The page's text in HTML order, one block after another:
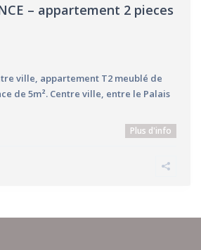
– appartement 2 pieces
ville, appartement T2 meublé de
de 5m². Centre ville, entre le Palais
Plus d'info